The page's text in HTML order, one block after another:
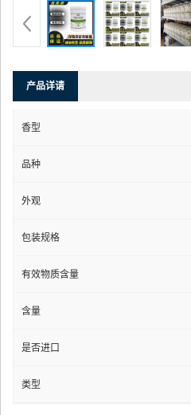
产品详请
香型
品种
外观
包装规格
有效物质含量
含量
是否进口
类型